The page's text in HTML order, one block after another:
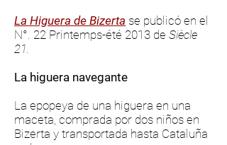
La Higuera de Bizerta se publicó en el
N°. 22 Printemps-été 2013 de Siècle
21.
La higuera navegante
La epopeya de una higuera en una
maceta, comprada por dos niños en
Bizerta y transportada hasta Cataluña